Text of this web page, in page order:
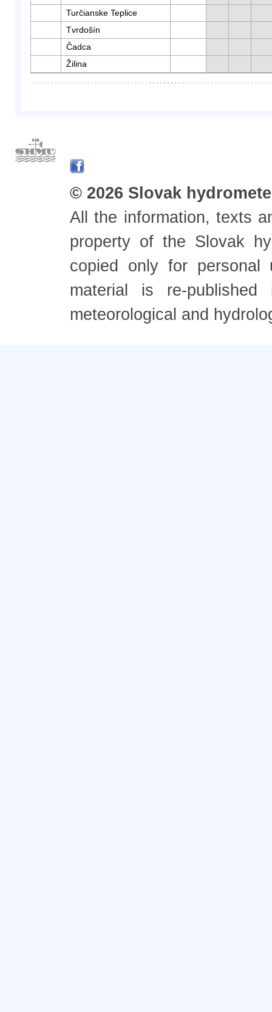
Turčianske Teplice
Tvrdošín
Čadca
Žilina
© 2026 Slovak
All the information, texts
property of the Slovak
copied only for personal
material is re-
meteorological and